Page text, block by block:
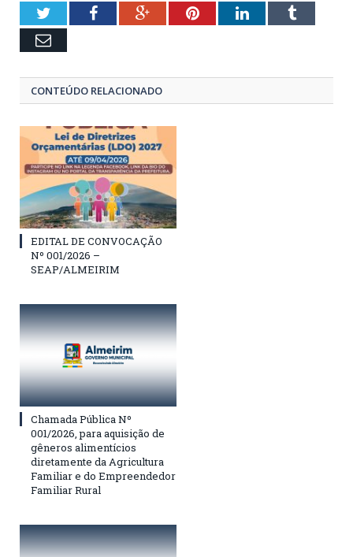
TwitterFacebookGoogle+PinterestLinkedInTumblr
Email
CONTEÚDO RELACIONADO
EDITAL DE CONVOCAÇÃO
Nº 001/2026 –
SEAP/ALMEIRIM
Chamada Pública Nº
001/2026, para aquisição de
gêneros alimentícios
diretamente da Agricultura
Familiar e do Empreendedor
Familiar Rural